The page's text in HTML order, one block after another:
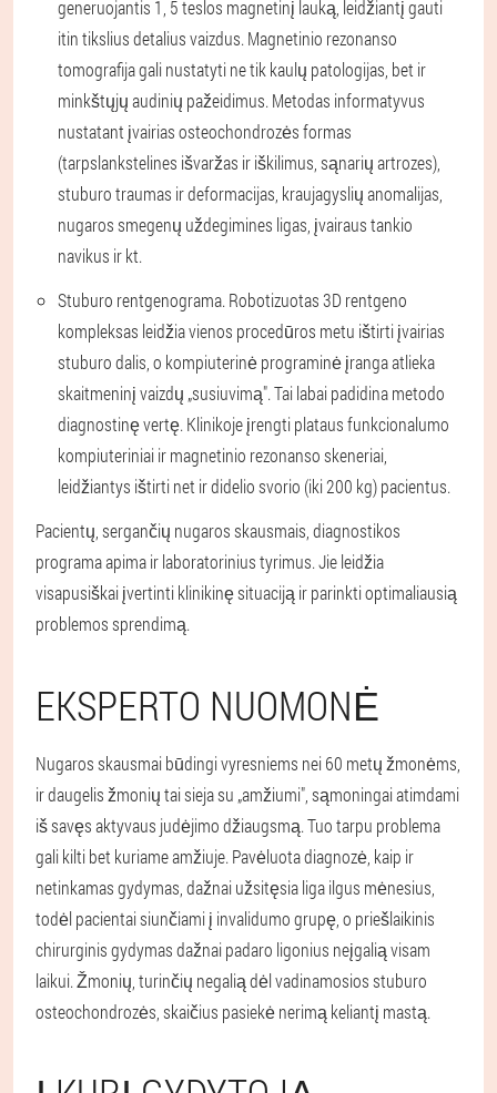
generuojantis 1, 5 teslos magnetinį lauką, leidžiantį gauti
itin tikslius detalius vaizdus. Magnetinio rezonanso
tomografija gali nustatyti ne tik kaulų patologijas, bet ir
minkštųjų audinių pažeidimus. Metodas informatyvus
nustatant įvairias osteochondrozės formas
(tarpslankstelines išvaržas ir iškilimus, sąnarių artrozes),
stuburo traumas ir deformacijas, kraujagyslių anomalijas,
nugaros smegenų uždegimines ligas, įvairaus tankio
navikus ir kt.
Stuburo rentgenograma. Robotizuotas 3D rentgeno
kompleksas leidžia vienos procedūros metu ištirti įvairias
stuburo dalis, o kompiuterinė programinė įranga atlieka
skaitmeninį vaizdų „susiuvimą". Tai labai padidina metodo
diagnostinę vertę. Klinikoje įrengti plataus funkcionalumo
kompiuteriniai ir magnetinio rezonanso skeneriai,
leidžiantys ištirti net ir didelio svorio (iki 200 kg) pacientus.
Pacientų, sergančių nugaros skausmais, diagnostikos
programa apima ir laboratorinius tyrimus. Jie leidžia
visapusiškai įvertinti klinikinę situaciją ir parinkti optimaliausią
problemos sprendimą.
EKSPERTO NUOMONĖ
Nugaros skausmai būdingi vyresniems nei 60 metų žmonėms,
ir daugelis žmonių tai sieja su „amžiumi", sąmoningai atimdami
iš savęs aktyvaus judėjimo džiaugsmą. Tuo tarpu problema
gali kilti bet kuriame amžiuje. Pavėluota diagnozė, kaip ir
netinkamas gydymas, dažnai užsitęsia liga ilgus mėnesius,
todėl pacientai siunčiami į invalidumo grupę, o priešlaikinis
chirurginis gydymas dažnai padaro ligonius neįgalią visam
laikui. Žmonių, turinčių negalią dėl vadinamosios stuburo
osteochondrozės, skaičius pasiekė nerimą keliantį mastą.